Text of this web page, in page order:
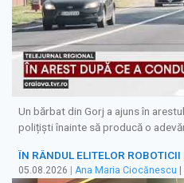
Un bărbat din Gorj a ajuns în
polițiști înainte să producă o
ÎN RÂNDUL ELITELOR
05.08.2026 | Ana Maria Ciocănescu |